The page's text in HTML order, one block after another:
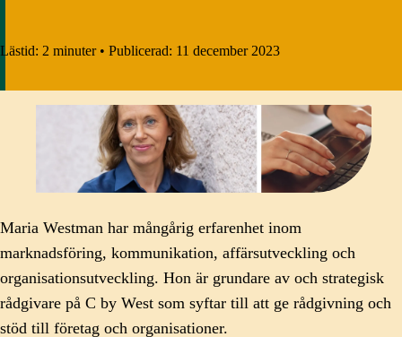
Lästid: 2 minuter • Publicerad: 11 december 2023
Maria Westman har mångårig erfarenhet inom
marknadsföring, kommunikation, affärsutveckling och
organisationsutveckling. Hon är grundare av och strategisk
rådgivare på C by West som syftar till att ge rådgivning och
stöd till företag och organisationer.